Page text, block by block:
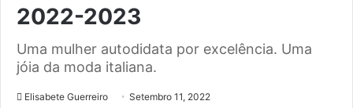
2022-2023
Uma mulher autodidata por excelência. Uma
jóia da moda italiana.
Elisabete Guerreiro Setembro 11, 2022